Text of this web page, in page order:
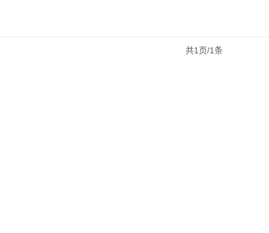
共1页/1条